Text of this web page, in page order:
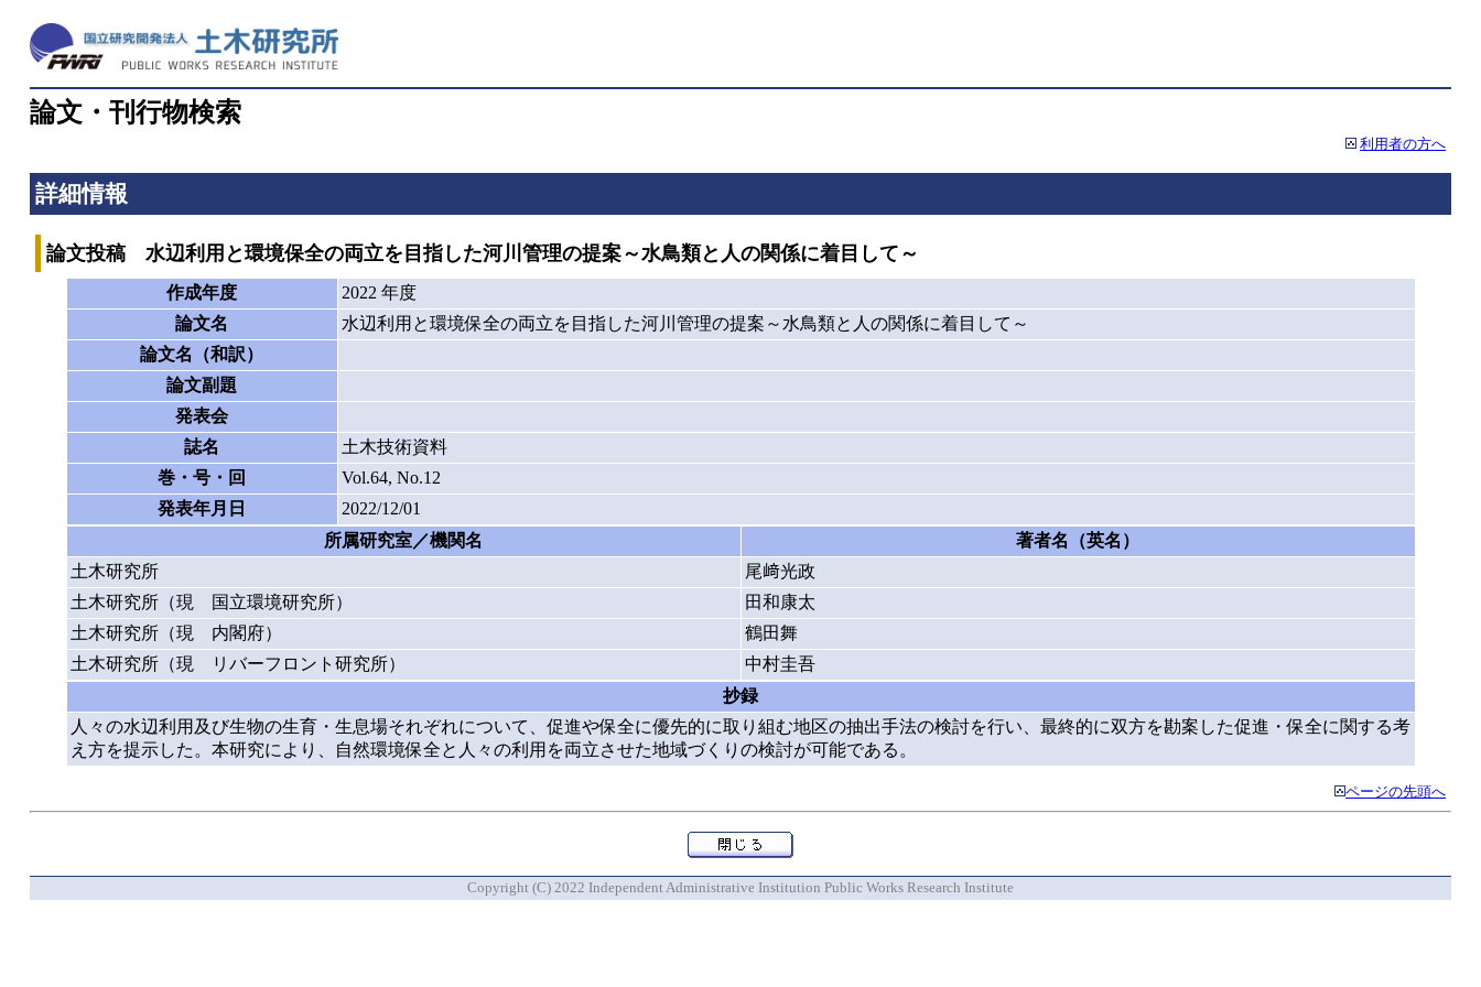
論文・刊行物検索
利用者の方へ
詳細情報
論文投稿 水辺利用と環境保全の両立を目指した河川管理の提案～水鳥類と人の関係に着目して～
作成年度
2022 年度
論文名
水辺利用と環境保全の両立を目指した河川管理の提案～水鳥類と人の関係に着目して～
論文名（和訳）
論文副題
発表会
誌名
土木技術資料
巻・号・回
Vol.64, No.12
発表年月日
2022/12/01
所属研究室／機関名
著者名（英名）
土木研究所
尾﨑光政
土木研究所（現 国立環境研究所）
田和康太
土木研究所（現 内閣府）
鶴田舞
土木研究所（現 リバーフロント研究所）
中村圭吾
抄録
人々の水辺利用及び生物の生育・生息場それぞれについて、促進や保全に優先的に取り組む地区の抽出手法の検討を行い、最終的に双方を勘案した促進・保全に関する考
え方を提示した。本研究により、自然環境保全と人々の利用を両立させた地域づくりの検討が可能である。
ページの先頭へ
Copyright (C) 2022 Independent Administrative Institution Public Works Research Institute